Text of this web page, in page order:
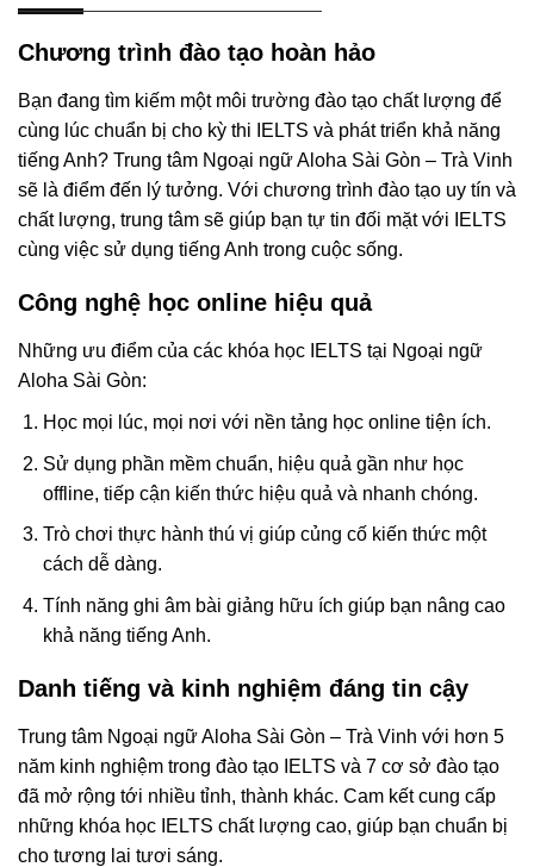
Chương trình đào tạo hoàn hảo
Bạn đang tìm kiếm một môi trường đào tạo chất lượng để
cùng lúc chuẩn bị cho kỳ thi IELTS và phát triển khả năng
tiếng Anh? Trung tâm Ngoại ngữ Aloha Sài Gòn – Trà Vinh
sẽ là điểm đến lý tưởng. Với chương trình đào tạo uy tín và
chất lượng, trung tâm sẽ giúp bạn tự tin đối mặt với IELTS
cùng việc sử dụng tiếng Anh trong cuộc sống.
Công nghệ học online hiệu quả
Những ưu điểm của các khóa học IELTS tại Ngoại ngữ
Aloha Sài Gòn:
Học mọi lúc, mọi nơi với nền tảng học online tiện ích.
Sử dụng phần mềm chuẩn, hiệu quả gần như học
offline, tiếp cận kiến thức hiệu quả và nhanh chóng.
Trò chơi thực hành thú vị giúp củng cố kiến thức một
cách dễ dàng.
Tính năng ghi âm bài giảng hữu ích giúp bạn nâng cao
khả năng tiếng Anh.
Danh tiếng và kinh nghiệm đáng tin cậy
Trung tâm Ngoại ngữ Aloha Sài Gòn – Trà Vinh với hơn 5
năm kinh nghiệm trong đào tạo IELTS và 7 cơ sở đào tạo
đã mở rộng tới nhiều tỉnh, thành khác. Cam kết cung cấp
những khóa học IELTS chất lượng cao, giúp bạn chuẩn bị
cho tương lai tươi sáng.